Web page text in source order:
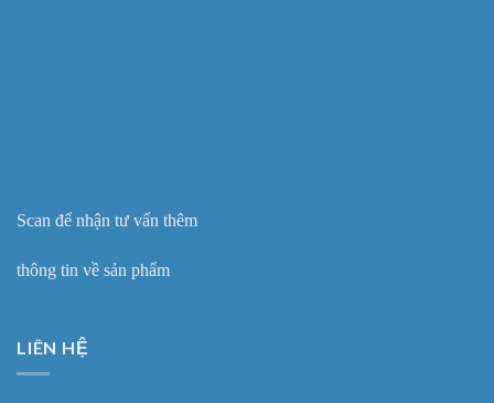
Scan để nhận tư vấn thêm
thông tin về sản phẩm
LIÊN HỆ